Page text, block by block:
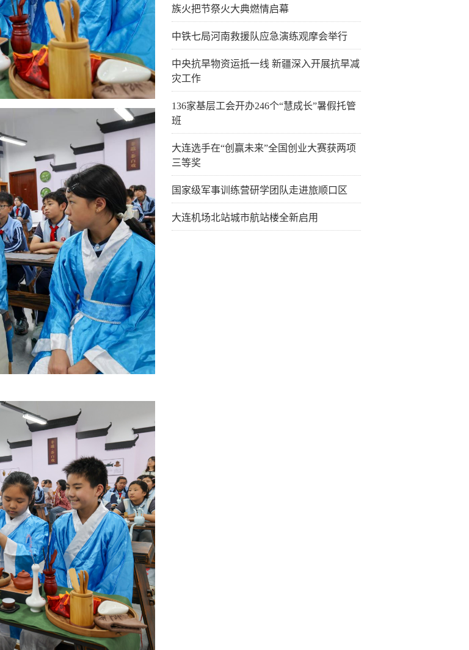
族火把节祭火大典燃情启幕
中铁七局河南救援队应急演练观摩会举行
中央抗旱物资运抵一线 新疆深入开展抗旱减
灾工作
136家基层工会开办246个“慧成长”暑假托管
班
大连选手在“创赢未来”全国创业大赛获两项
三等奖
国家级军事训练营研学团队走进旅顺口区
大连机场北站城市航站楼全新启用